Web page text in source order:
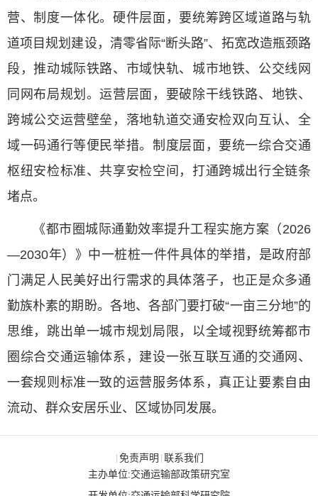
营、制度一体化。硬件层面，要统筹跨区域道路与轨
道项目规划建设，清零省际“断头路”、拓宽改造瓶颈路
段，推动城际铁路、市域快轨、城市地铁、公交线网
同网布局规划。运营层面，要破除干线铁路、地铁、
跨城公交运营壁垒，落地轨道交通安检双向互认、全
域一码通行等便民举措。制度层面，要统一综合交通
枢纽安检标准、共享安检空间，打通跨城出行全链条
堵点。
《都市圈城际通勤效率提升工程实施方案（2026
—2030年）》中一桩桩一件件具体的举措，是政府部
门满足人民美好出行需求的具体落子，也正是众多通
勤族朴素的期盼。各地、各部门要打破“一亩三分地”的
思维，跳出单一城市规划局限，以全域视野统筹都市
圈综合交通运输体系，建设一张互联互通的交通网、
一套规则标准一致的运营服务体系，真正让要素自由
流动、群众安居乐业、区域协同发展。
| 免责声明 | 联系我们
主办单位:交通运输部政策研究室